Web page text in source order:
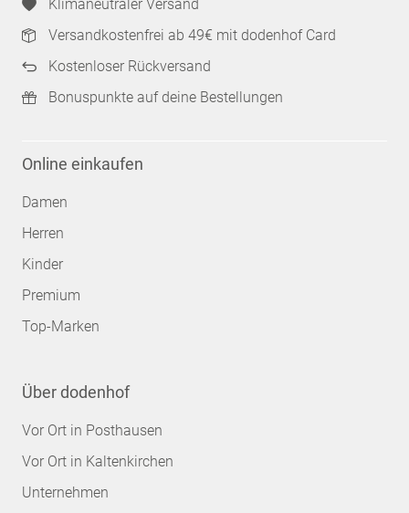
Klimaneutraler Versand
Versandkostenfrei ab 49€ mit dodenhof Card
Kostenloser Rückversand
Bonuspunkte auf deine Bestellungen
Online einkaufen
Damen
Herren
Kinder
Premium
Top-Marken
Über dodenhof
Vor Ort in Posthausen
Vor Ort in Kaltenkirchen
Unternehmen